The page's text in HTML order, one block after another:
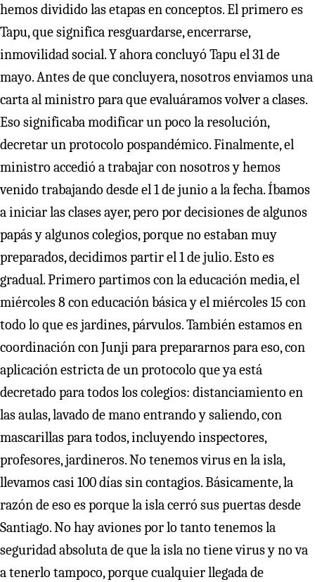
hemos dividido las etapas en conceptos. El primero es
Tapu, que significa resguardarse, encerrarse,
inmovilidad social. Y ahora concluyó Tapu el 31 de
mayo. Antes de que concluyera, nosotros enviamos una
carta al ministro para que evaluáramos volver a clases.
Eso significaba modificar un poco la resolución,
decretar un protocolo pospandémico. Finalmente, el
ministro accedió a trabajar con nosotros y hemos
venido trabajando desde el 1 de junio a la fecha. Íbamos
a iniciar las clases ayer, pero por decisiones de algunos
papás y algunos colegios, porque no estaban muy
preparados, decidimos partir el 1 de julio. Esto es
gradual. Primero partimos con la educación media, el
miércoles 8 con educación básica y el miércoles 15 con
todo lo que es jardines, párvulos. También estamos en
coordinación con Junji para prepararnos para eso, con
aplicación estricta de un protocolo que ya está
decretado para todos los colegios: distanciamiento en
las aulas, lavado de mano entrando y saliendo, con
mascarillas para todos, incluyendo inspectores,
profesores, jardineros. No tenemos virus en la isla,
llevamos casi 100 días sin contagios. Básicamente, la
razón de eso es porque la isla cerró sus puertas desde
Santiago. No hay aviones por lo tanto tenemos la
seguridad absoluta de que la isla no tiene virus y no va
a tenerlo tampoco, porque cualquier llegada de